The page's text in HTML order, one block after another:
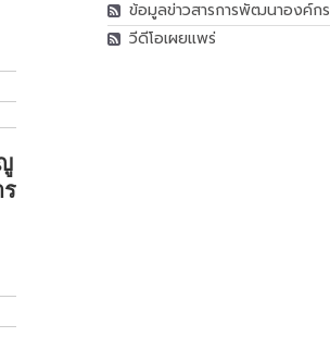
ข้อมูลข่าวสารการพัฒนาองค์กร
วีดีโอเผยแพร่